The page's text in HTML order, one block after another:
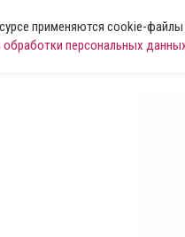
применяются cookie-файлы
персональных